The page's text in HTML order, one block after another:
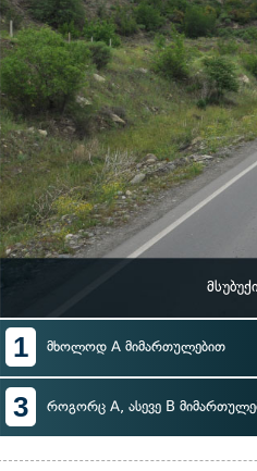
1 მხოლოდ A მიმართულებით
3 როგორც A, ასევე B